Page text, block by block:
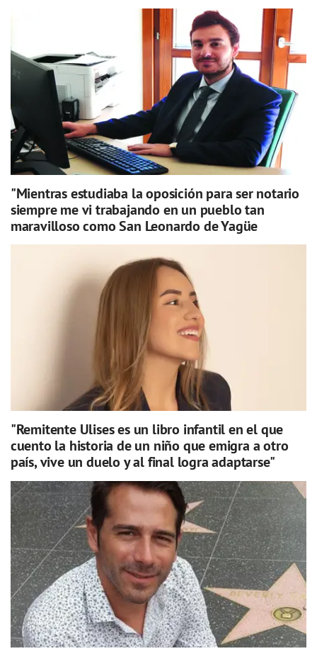
"Mientras estudiaba la oposición para ser notario
siempre me vi trabajando en un pueblo tan
maravilloso como San Leonardo de Yagüe
"Remitente Ulises es un libro infantil en el que
cuento la historia de un niño que emigra a otro
país, vive un duelo y al final logra adaptarse"